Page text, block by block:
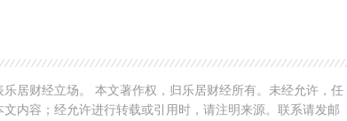
居财经立场。 本文著作权，归乐居财经所有。未经允许，任
内容；经允许进行转载或引用时，请注明来源。联系请发邮